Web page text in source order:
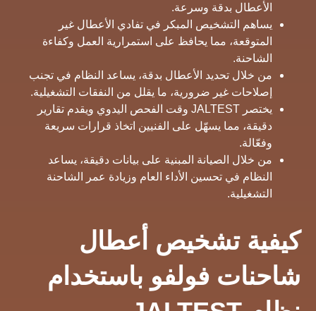
الأعطال بدقة وسرعة.
يساهم التشخيص المبكر في تفادي الأعطال غير
المتوقعة، مما يحافظ على استمرارية العمل وكفاءة
الشاحنة.
من خلال تحديد الأعطال بدقة، يساعد النظام في تجنب
إصلاحات غير ضرورية، ما يقلل من النفقات التشغيلية.
يختصر JALTEST وقت الفحص اليدوي ويقدم تقارير
دقيقة، مما يسهّل على الفنيين اتخاذ قرارات سريعة
وفعّالة.
من خلال الصيانة المبنية على بيانات دقيقة، يساعد
النظام في تحسين الأداء العام وزيادة عمر الشاحنة
التشغيلية.
كيفية تشخيص أعطال
شاحنات فولفو باستخدام